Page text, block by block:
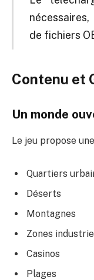
de fichiers
Contenu et
Un monde
Le jeu propose
Quartiers
Déserts
Montagnes
Zones
Casinos
Plages